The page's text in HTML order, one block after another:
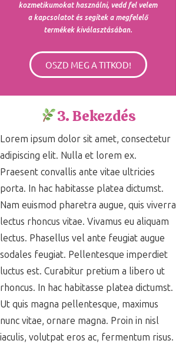
kozmetikumokat használni, vedd fel velem
a kapcsolatot és segítek a megfelelő
termékek kiválasztásában.
OSZD MEG A TITKOD!
3. Bekezdés
Lorem ipsum dolor sit amet, consectetur
adipiscing elit. Nulla et lorem ex.
Praesent convallis ante vitae ultricies
porta. In hac habitasse platea dictumst.
Nam euismod pharetra augue, quis viverra
lectus rhoncus vitae. Vivamus eu aliquam
lectus. Phasellus vel ante feugiat augue
sodales feugiat. Pellentesque imperdiet
luctus est. Curabitur pretium a libero ut
rhoncus. In hac habitasse platea dictumst.
Ut quis magna pellentesque, maximus
nunc vitae, ornare magna. Proin in nisl
iaculis, volutpat eros ac, fermentum risus.